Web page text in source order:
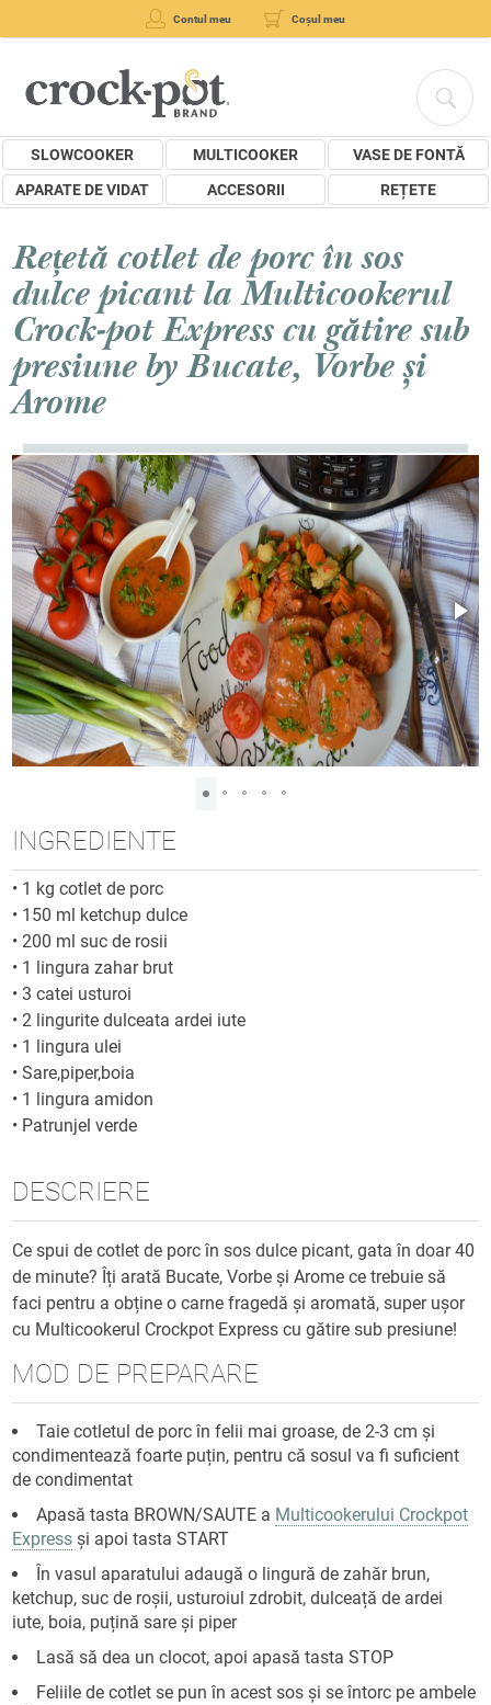
Contul meu Coșul meu
SLOWCOOKER MULTICOOKER
VASE DE FONTĂ
APARATE DE VIDAT
ACCESORII REȚETE
Rețetă cotlet de porc în sos
dulce picant la Multicookerul
Crock-pot Express cu gătire sub
presiune by Bucate, Vorbe și
Arome
INGREDIENTE
• 1 kg cotlet de porc
• 150 ml ketchup dulce
• 200 ml suc de rosii
• 1 lingura zahar brut
•3 catei usturoi
• 2 lingurite dulceata ardei iute
• 1 lingura ulei
•Sare,piper,boia
• 1 lingura amidon
• Patrunjel verde
DESCRIERE
Ce spui de cotlet de porc în sos dulce picant, gata în doar 40
de minute? Îți arată Bucate, Vorbe și Arome ce trebuie să
faci pentru a obține o carne fragedă și aromată, super ușor
cu Multicookerul Crockpot Express cu gătire sub presiune!
MOD DE PREPARARE
Taie cotletul de porc în felii mai groase, de 2-3 cm și
condimentează foarte puțin, pentru că sosul va fi suficient
de condimentat
Apasă tasta BROWN/SAUTE a Multicookerului Crockpot
Express și apoi tasta START
În vasul aparatului adaugă o lingură de zahăr brun,
ketchup, suc de roșii, usturoiul zdrobit, dulceață de ardei
iute, boia, puțină sare și piper
Lasă să dea un clocot, apoi apasă tasta STOP
Feliile de cotlet se pun în acest sos și se întorc pe ambele